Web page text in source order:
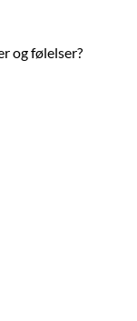
og følelser?